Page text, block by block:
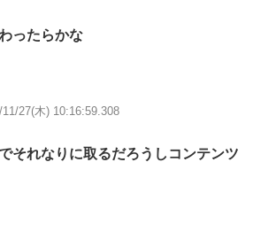
ったらかな
11/27(木) 10:16:59.308
それなりに取るだろうしコンテンツ